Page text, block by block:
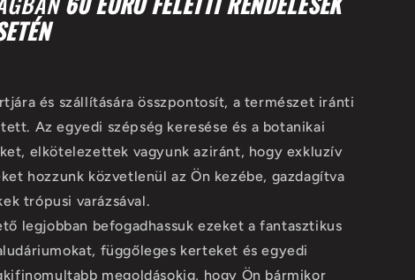
és szállítására összpontosít, a természet iránti
Az egyedi szépség keresése és a botanikai
elkötelezettek vagyunk aziránt, hogy exkluzív
hozzunk közvetlenül az Ön kezébe, gazdagítva
trópusi varázsával.
legjobban befogadhassuk ezeket a fantasztikus
függőleges kerteket és egyedi
megoldásokig, hogy Ön bármikor